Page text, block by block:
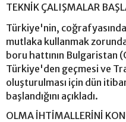
TEKNİK ÇALIŞMALAR
Türkiye'nin,
mutlaka kullanmak
boru hattının Bulgaristan
Türkiye'den geçmesi ve
oluşturulması için dün
başlandığını açıkladı.
OLMA İHTİMALLERİNİ